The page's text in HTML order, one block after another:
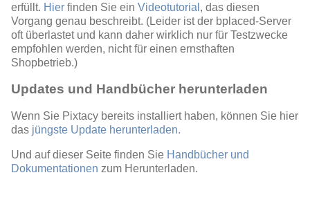
erfüllt. Hier finden Sie ein Videotutorial , das diesen
Vorgang genau beschreibt. (Leider ist der bplaced-Server
oft überlastet und kann daher wirklich nur für Testzwecke
empfohlen werden, nicht für einen ernsthaften
Shopbetrieb.)
Updates und Handbücher herunterladen
Wenn Sie Pixtacy bereits installiert haben, können Sie hier
das jüngste Update herunterladen.
Und auf dieser Seite finden Sie Handbücher und
Dokumentationen zum Herunterladen.